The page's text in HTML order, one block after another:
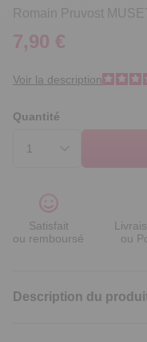
Romain Pruvost
7,90 €
Voir la description
Quantité
Satisfait
ou remboursé
ou
Description du